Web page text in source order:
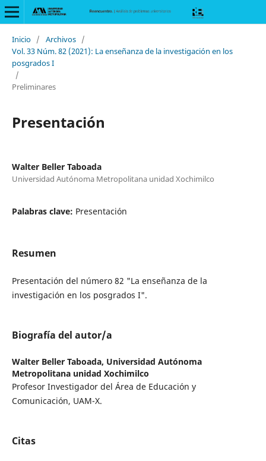
Inicio / Archivos /
Vol. 33 Núm. 82 (2021): La enseñanza de la investigación en los
posgrados I
/
Preliminares
Presentación
Walter Beller Taboada
Universidad Autónoma Metropolitana unidad Xochimilco
Palabras clave: Presentación
Resumen
Presentación del número 82 "La enseñanza de la
investigación en los posgrados I".
Biografía del autor/a
Walter Beller Taboada, Universidad Autónoma
Metropolitana unidad Xochimilco
Profesor Investigador del Área de Educación y
Comunicación, UAM-X.
Citas